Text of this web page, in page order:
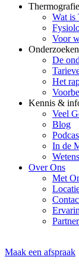
Thermografie
Wat is
Voor
De
Het
Kennis &
Veel
Blog
In de
Over Ons
Met
Maak een afspraak